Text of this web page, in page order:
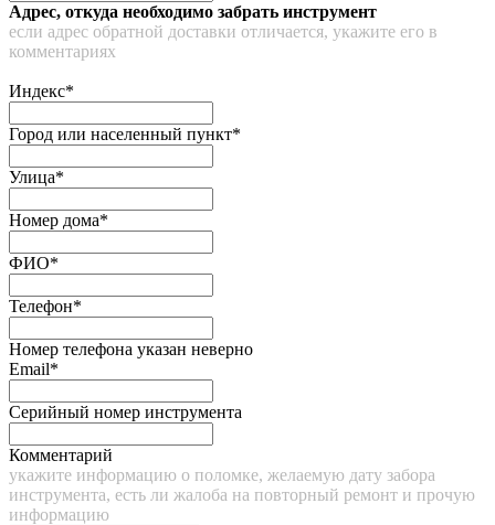
Адрес, откуда необходимо забрать инструмент
если адрес обратной доставки отличается, укажите его в
комментариях
Индекс*
Город или населенный пункт*
Улица*
Номер дома*
ФИО*
Телефон*
Номер телефона указан неверно
Email*
Серийный номер инструмента
Комментарий
укажите информацию о поломке, желаемую дату забора
инструмента, есть ли жалоба на повторный ремонт и прочую
информацию